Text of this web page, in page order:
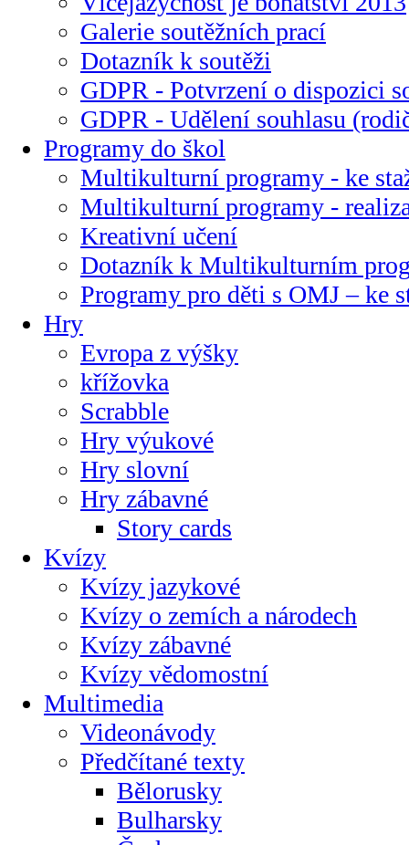
Galerie soutěžních prací
Dotazník k soutěži
GDPR - Potvrzení o dispozici
GDPR - Udělení souhlasu
Programy do škol
Multikulturní programy - ke
Multikulturní programy -
Kreativní učení
Dotazník k Multikulturním
Programy pro děti s OMJ – ke
Hry
Evropa z výšky
křížovka
Scrabble
Hry výukové
Hry slovní
Hry zábavné
Story cards
Kvízy
Kvízy jazykové
Kvízy o zemích a národech
Kvízy zábavné
Kvízy vědomostní
Multimedia
Videonávody
Předčítané texty
Bělorusky
Bulharsky